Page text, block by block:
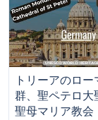
トリーアのロ
群、聖ペテロ大
聖母マリア教会